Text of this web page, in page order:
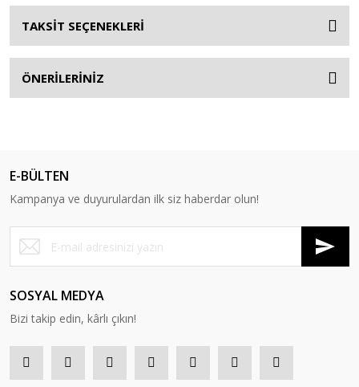
TAKSİT SEÇENEKLERİ
ÖNERİLERİNİZ
E-BÜLTEN
Kampanya ve duyurulardan ilk siz haberdar olun!
SOSYAL MEDYA
Bizi takip edin, kârlı çıkın!